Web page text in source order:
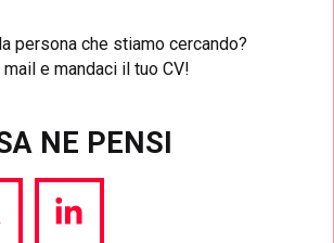
persona che stiamo cercando?
e mandaci il tuo CV!
NE PENSI
Share